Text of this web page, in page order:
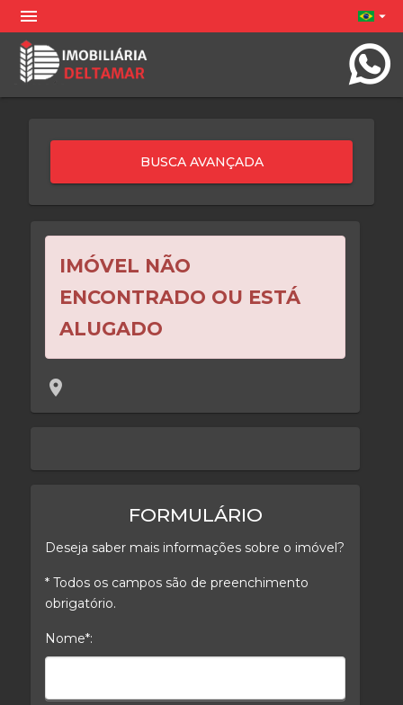
menu arrow_drop_down
IMÓVEL NÃO
ENCONTRADO OU ESTÁ
ALUGADO
location_on
FORMULÁRIO
Deseja saber mais informações sobre o imóvel?
* Todos os campos são de preenchimento
obrigatório.
Nome*: